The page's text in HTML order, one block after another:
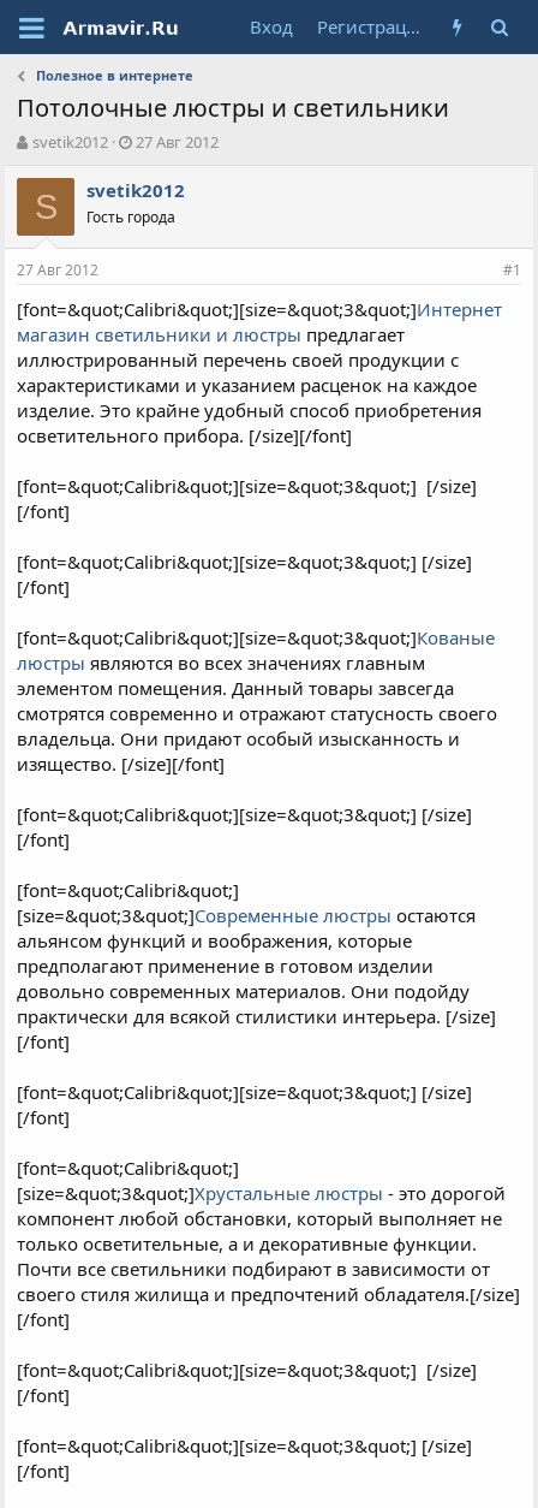
Вход Регистрация
Полезное в интернете
Потолочные люстры и светильники
А
т
о
т
е
ы
svetik2012
Д
т
н
а
л
а
27 Авг 2012
S svetik2012
Гость города
27 Авг 2012 #1
[font=&quot;Calibri&quot;][size=&quot;3&quot;]Интернет
магазин светильники и люстры предлагает
иллюстрированный перечень своей продукции с
характеристиками и указанием расценок на каждое
изделие. Это крайне удобный способ приобретения
осветительного прибора. [/size][/font]
[font=&quot;Calibri&quot;][size=&quot;3&quot;] [/size]
[/font]
[font=&quot;Calibri&quot;][size=&quot;3&quot;] [/size]
[/font]
[font=&quot;Calibri&quot;][size=&quot;3&quot;]Кованые
люстры являются во всех значениях главным
элементом помещения. Данный товары завсегда
смотрятся современно и отражают статусность своего
владельца. Они придают особый изысканность и
изящество. [/size][/font]
[font=&quot;Calibri&quot;][size=&quot;3&quot;] [/size]
[/font]
[font=&quot;Calibri&quot;]
[size=&quot;3&quot;]Современные люстры остаются
альянсом функций и воображения, которые
предполагают применение в готовом изделии
довольно современных материалов. Они подойду
практически для всякой стилистики интерьера. [/size]
[/font]
[font=&quot;Calibri&quot;][size=&quot;3&quot;] [/size]
[/font]
[font=&quot;Calibri&quot;]
[size=&quot;3&quot;]Хрустальные люстры - это дорогой
компонент любой обстановки, который выполняет не
только осветительные, а и декоративные функции.
Почти все светильники подбирают в зависимости от
своего стиля жилища и предпочтений обладателя.[/size]
[/font]
[font=&quot;Calibri&quot;][size=&quot;3&quot;] [/size]
[/font]
[font=&quot;Calibri&quot;][size=&quot;3&quot;] [/size]
[/font]